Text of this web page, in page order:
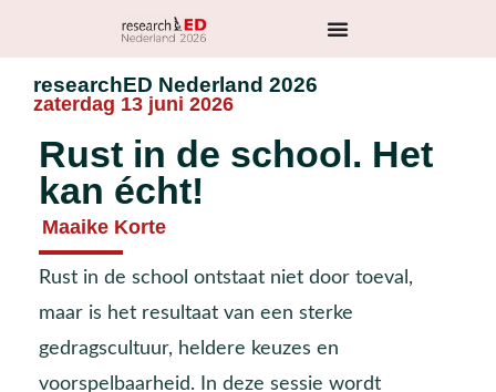
researchED Nederland 2026
zaterdag 13 juni 2026
Rust in de school. Het
kan écht!
Maaike Korte
Rust in de school ontstaat niet door toeval,
maar is het resultaat van een sterke
gedragscultuur, heldere keuzes en
voorspelbaarheid. In deze sessie wordt